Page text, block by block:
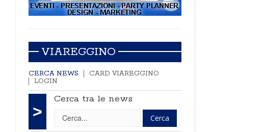
VIAREGGINO
CERCA NEWS
CARD VIAREGGINO
LOGIN
>
Cerca tra le news